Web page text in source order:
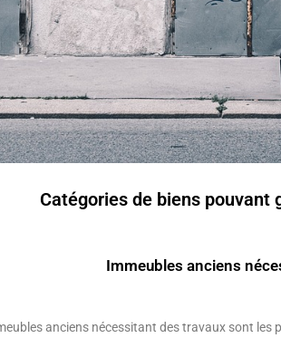
Catégories de biens pouvant
Immeubles anciens
anciens nécessitant des travaux sont les